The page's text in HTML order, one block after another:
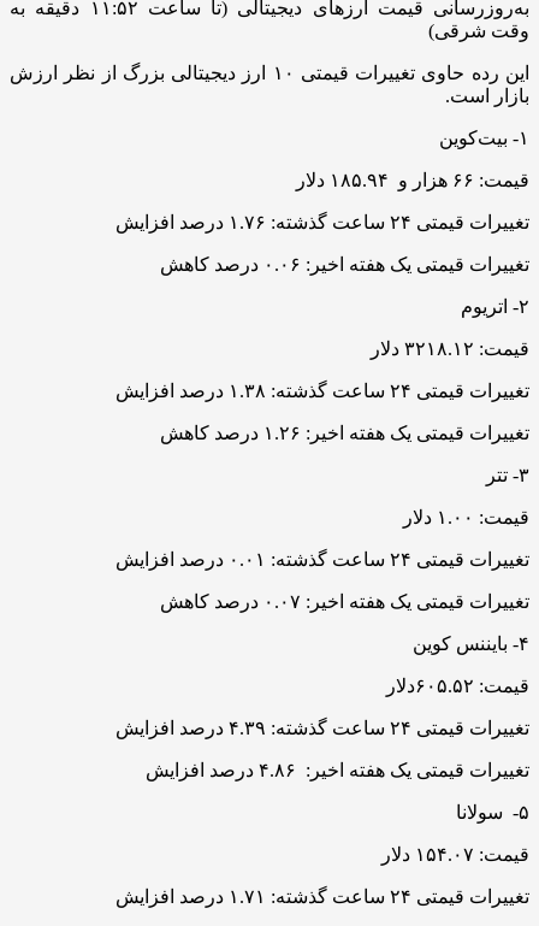
به‌روزرسانی قیمت ارزهای دیجیتالی (تا ساعت ۱۱:۵۲ دقیقه به
وقت شرقی)
این رده حاوی تغییرات قیمتی ۱۰ ارز دیجیتالی بزرگ از نظر ارزش
بازار است.
۱- بیت‌کوین
قیمت: ۶۶ هزار و ۱۸۵.۹۴ دلار
تغییرات قیمتی ۲۴ ساعت گذشته: ۱.۷۶ درصد افزایش
تغییرات قیمتی یک هفته اخیر: ۰.۰۶ درصد کاهش
۲- اتریوم
قیمت: ۳۲۱۸.۱۲ دلار
تغییرات قیمتی ۲۴ ساعت گذشته: ۱.۳۸ درصد افزایش
تغییرات قیمتی یک هفته اخیر: ۱.۲۶ درصد کاهش
۳- تتر
قیمت: ۱.۰۰ دلار
تغییرات قیمتی ۲۴ ساعت گذشته: ۰.۰۱ درصد افزایش
تغییرات قیمتی یک هفته اخیر: ۰.۰۷ درصد کاهش
۴- بایننس کوین
قیمت: ۶۰۵.۵۲دلار
تغییرات قیمتی ۲۴ ساعت گذشته: ۴.۳۹ درصد افزایش
تغییرات قیمتی یک هفته اخیر: ۴.۸۶ درصد افزایش
۵- سولانا
قیمت: ۱۵۴.۰۷ دلار
تغییرات قیمتی ۲۴ ساعت گذشته: ۱.۷۱ درصد افزایش